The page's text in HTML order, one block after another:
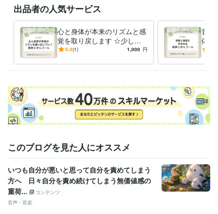
出品者の人気サービス
心と身体が本来のリズムと感
覚を取り戻します ☆少し気
持ちが落ち着いているけれど
5.0(1) 1,000 円
音声
体を
吐
フケ
このブログを見た人にオススメ
いつも自分が悪いと思って自分を責めてしまう
方へ 日々自分を責め続けてしまう無価値感の
重荷...
コンテンツ
音声・音楽